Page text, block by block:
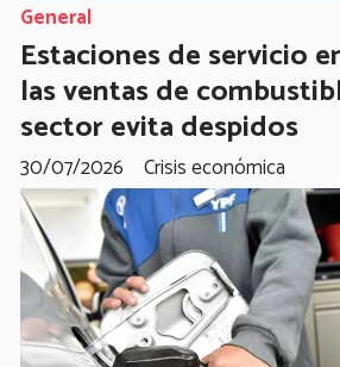
Estaciones de servicio
las ventas de
sector evita despidos
Crisis económica
General
30/07/2026